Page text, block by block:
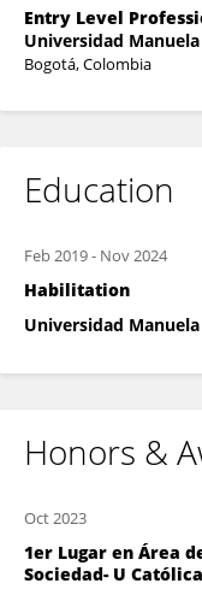
Entry Level
Universidad
Bogotá, Colombia
Education
Feb 2019- Nov 2024
Habilitation
Universidad
Honors &
Oct 2023
1er Lugar en Área
Sociedad- U Católica